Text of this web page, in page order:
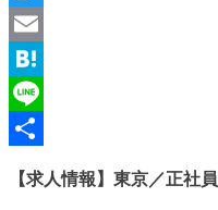
Twitter
Email
Hatena
Line
【求人情報】東京／正社員